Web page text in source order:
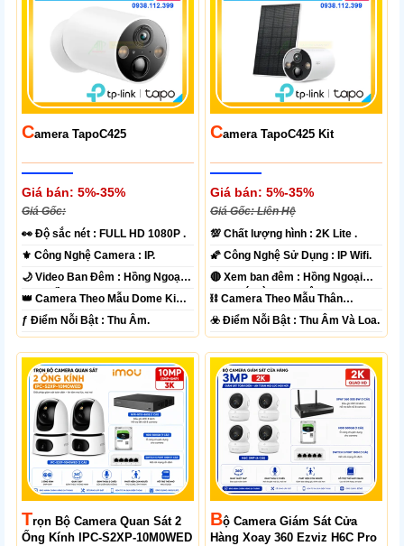
CAmera TapoC425
Giá bán: 5%-35%
Giá Gốc:
️👀 Độ sắc nét : FULL HD 1080P .
⚜️ Công Nghệ Camera :
IP.
🌙 Video Ban Đêm : Hồng Ngoại
10m Hồng Ngoại SMD.
👑 Camera Theo Mẫu Dome Kim
loại + Nhựa.
️ƒ Điểm Nỗi Bật :Thu Âm.
CAmera TapoC425 Kit
Giá bán: 5%-35%
Giá Gốc: Liên Hệ
💯 Chất lượng hình :2K Lite .
🌠 Công Nghệ Sử Dụng :
IP Wifi.
🔴 Xem ban đêm : Hồng Ngoại
15m Có Màu Ban Ðêm.
⛓ Camera Theo MẫuThân
Plastic.
️☣️ Điểm Nỗi Bật :Thu Âm Và Loa.
TRọn Bộ Camera Quan Sát 2
Ống Kính IPC-S2XP-10M0WED
BỘ Camera Giám Sát Cửa
Hàng Xoay 360 Ezviz H6C Pro